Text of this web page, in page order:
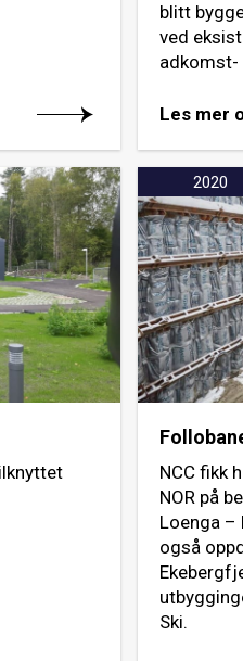
blitt
ved
adkomst-
Les mer
2020
NCC fikk
NOR på
Loenga –
også
Ski.